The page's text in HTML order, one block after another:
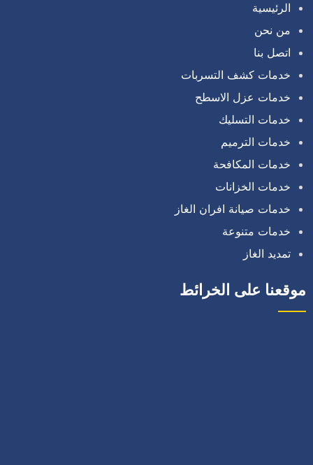
الرئيسية
من نحن
اتصل بنا
خدمات كشف التسربات
خدمات عزل الاسطح
خدمات التسليك
خدمات الترميم
خدمات المكافحة
خدمات الخزانات
خدمات صيانة افران الغاز
خدمات متنوعة
تمديد الغاز
موقعنا على الخرائط